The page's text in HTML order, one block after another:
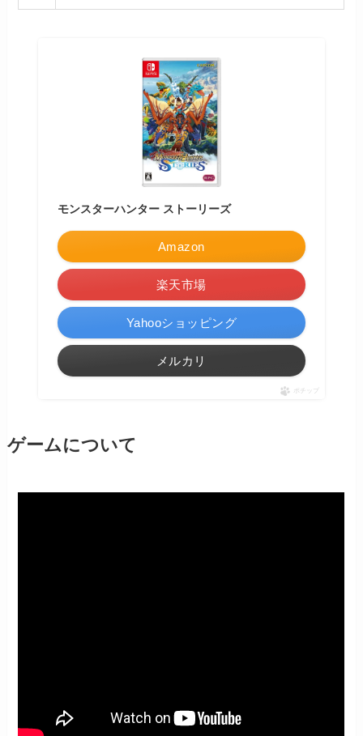
モンスターハンター ストーリーズ
Amazon
楽天市場
Yahooショッピング
メルカリ
ポチップ
ゲームについて